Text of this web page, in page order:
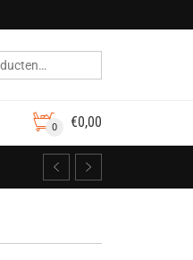
0 €0,00